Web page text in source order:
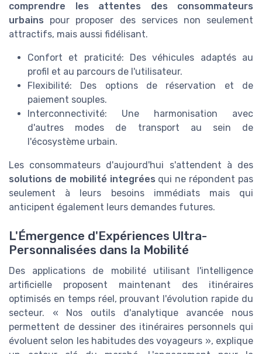
comprendre les attentes des consommateurs
urbains pour proposer des services non seulement
attractifs, mais aussi fidélisant.
Confort et praticité: Des véhicules adaptés au
profil et au parcours de l'utilisateur.
Flexibilité: Des options de réservation et de
paiement souples.
Interconnectivité: Une harmonisation avec
d'autres modes de transport au sein de
l'écosystème urbain.
Les consommateurs d'aujourd'hui s'attendent à des
solutions de mobilité integrées qui ne répondent pas
seulement à leurs besoins immédiats mais qui
anticipent également leurs demandes futures.
L'Émergence d'Expériences Ultra-
Personnalisées dans la Mobilité
Des applications de mobilité utilisant l'intelligence
artificielle proposent maintenant des itinéraires
optimisés en temps réel, prouvant l'évolution rapide du
secteur. « Nos outils d'analytique avancée nous
permettent de dessiner des itinéraires personnels qui
évoluent selon les habitudes des voyageurs », explique